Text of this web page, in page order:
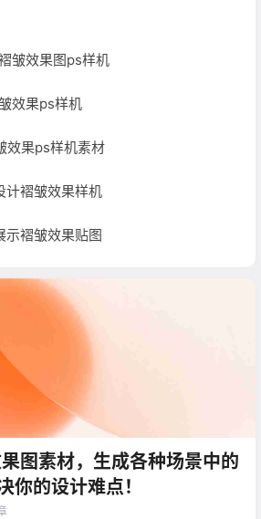
皱效果图ps样机
效果ps样机
效果ps样机素材
计褶皱效果样机
示褶皱效果贴图
图素材，生成各种场景中的
你的设计难点！